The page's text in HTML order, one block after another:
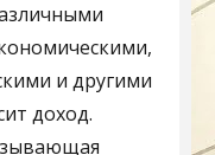
и другими
доход.